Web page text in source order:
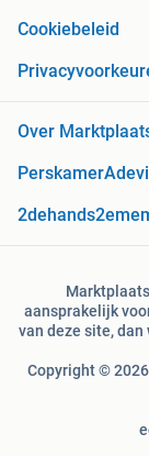
Cookiebeleid
Over
Perskamer
2dehands
aansprakelijk
van deze site,
Copyright ©